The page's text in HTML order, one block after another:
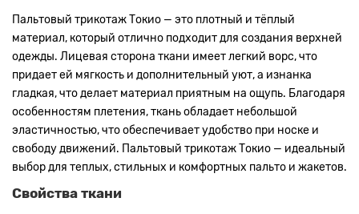
Пальтовый трикотаж Токио — это плотный и тёплый
материал, который отлично подходит для создания верхней
одежды. Лицевая сторона ткани имеет легкий ворс, что
придает ей мягкость и дополнительный уют, а изнанка
гладкая, что делает материал приятным на ощупь. Благодаря
особенностям плетения, ткань обладает небольшой
эластичностью, что обеспечивает удобство при носке и
свободу движений. Пальтовый трикотаж Токио — идеальный
выбор для теплых, стильных и комфортных пальто и жакетов.
Свойства ткани